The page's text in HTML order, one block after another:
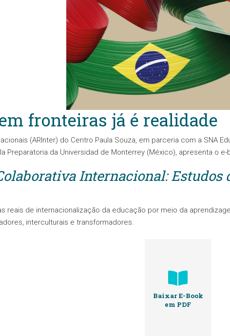
fronteiras já é realidade
(ARInter) do Centro Paula Souza, em parceria com a SNA
Preparatoria da Universidad de Monterrey (México), apresenta o e-
Internacional: Estudos
reais de internacionalização da educação por meio da
interculturais e transformadores.
Baixar E-Book
em PDF